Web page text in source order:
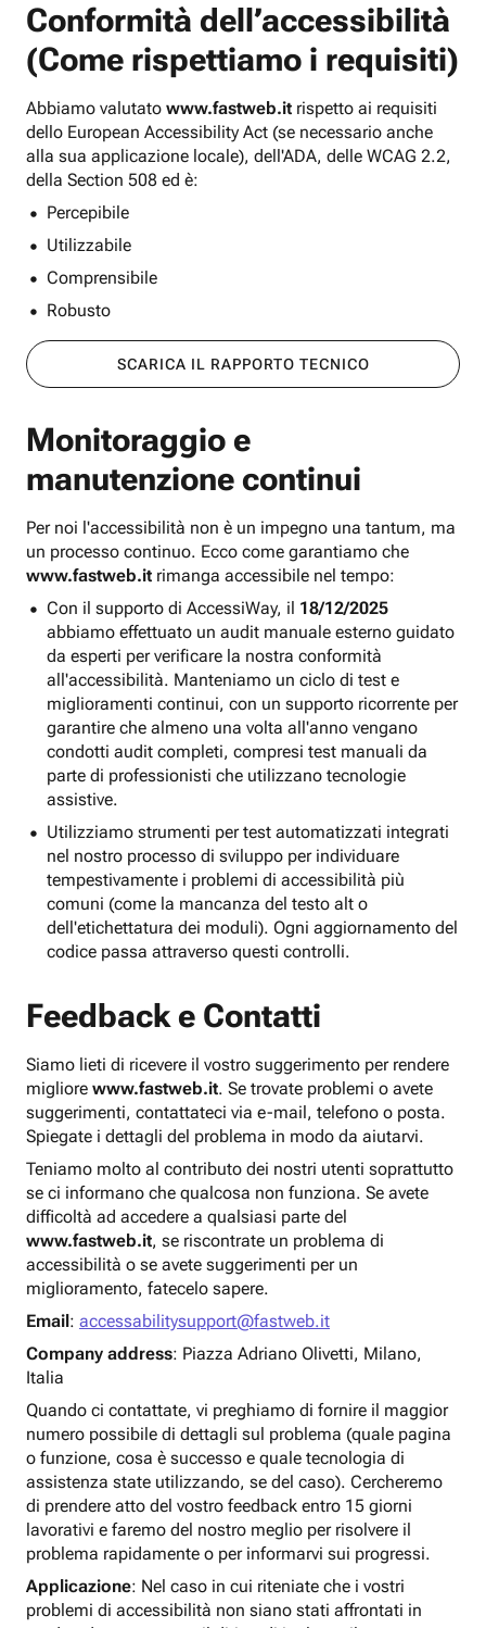
Conformità dell’accessibilità
(Come rispettiamo i requisiti)
Abbiamo valutato www.fastweb.it rispetto ai requisiti
dello European Accessibility Act (se necessario anche
alla sua applicazione locale), dell'ADA, delle WCAG 2.2,
della Section 508 ed è:
Percepibile
Utilizzabile
Comprensibile
Robusto
SCARICA IL RAPPORTO TECNICO
Monitoraggio e
manutenzione continui
Per noi l'accessibilità non è un impegno una tantum, ma
un processo continuo. Ecco come garantiamo che
www.fastweb.it rimanga accessibile nel tempo:
Con il supporto di AccessiWay, il 18/12/2025
abbiamo effettuato un audit manuale esterno guidato
da esperti per verificare la nostra conformità
all'accessibilità. Manteniamo un ciclo di test e
miglioramenti continui, con un supporto ricorrente per
garantire che almeno una volta all'anno vengano
condotti audit completi, compresi test manuali da
parte di professionisti che utilizzano tecnologie
assistive.
Utilizziamo strumenti per test automatizzati integrati
nel nostro processo di sviluppo per individuare
tempestivamente i problemi di accessibilità più
comuni (come la mancanza del testo alt o
dell'etichettatura dei moduli). Ogni aggiornamento del
codice passa attraverso questi controlli.
Feedback e Contatti
Siamo lieti di ricevere il vostro suggerimento per rendere
migliore www.fastweb.it. Se trovate problemi o avete
suggerimenti, contattateci via e-mail, telefono o posta.
Spiegate i dettagli del problema in modo da aiutarvi.
Teniamo molto al contributo dei nostri utenti soprattutto
se ci informano che qualcosa non funziona. Se avete
difficoltà ad accedere a qualsiasi parte del
www.fastweb.it, se riscontrate un problema di
accessibilità o se avete suggerimenti per un
miglioramento, fatecelo sapere.
Email: accessabilitysupport@fastweb.it
Company address: Piazza Adriano Olivetti, Milano,
Italia
Quando ci contattate, vi preghiamo di fornire il maggior
numero possibile di dettagli sul problema (quale pagina
o funzione, cosa è successo e quale tecnologia di
assistenza state utilizzando, se del caso). Cercheremo
di prendere atto del vostro feedback entro 15 giorni
lavorativi e faremo del nostro meglio per risolvere il
problema rapidamente o per informarvi sui progressi.
Applicazione: Nel caso in cui riteniate che i vostri
problemi di accessibilità non siano stati affrontati in